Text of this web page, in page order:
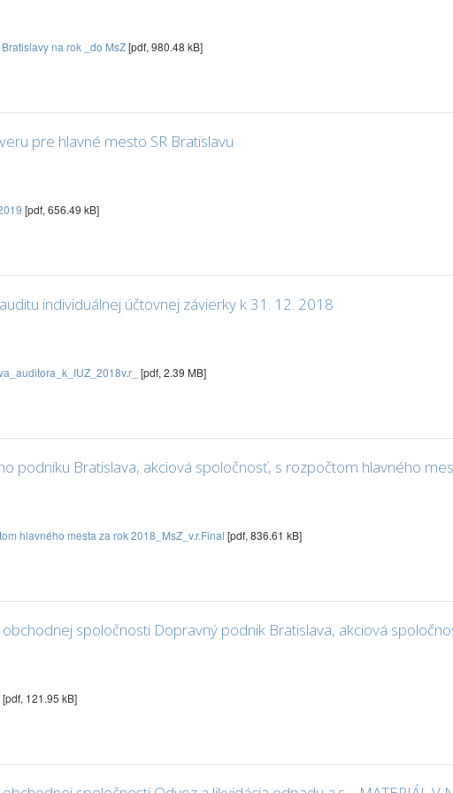
na rok _do MsZ[pdf, 980.48 kB]
pre hlavné mesto SR Bratislavu
[pdf, 656.49 kB]
individuálnej účtovnej závierky k 31. 12. 2018
[pdf, 2.39 MB]
podniku Bratislava, akciová spoločnosť, s rozpočtom hlavného
hlavného mesta za rok 2018_MsZ_v.r.Final [pdf, 836.61 kB]
spoločnosti Dopravný podnik Bratislava, akciová
[pdf, 121.95 kB]